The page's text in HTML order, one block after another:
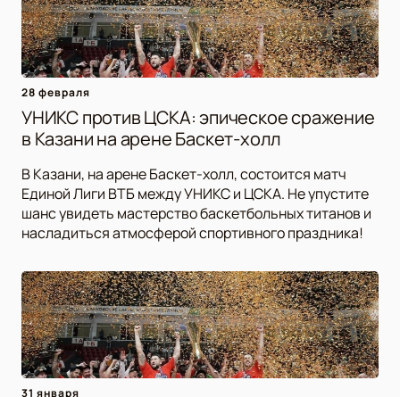
28 февраля
УНИКС против ЦСКА: эпическое сражение
в Казани на арене Баскет-холл
В Казани, на арене Баскет-холл, состоится матч
Единой Лиги ВТБ между УНИКС и ЦСКА. Не упустите
шанс увидеть мастерство баскетбольных титанов и
насладиться атмосферой спортивного праздника!
31 января